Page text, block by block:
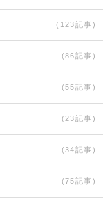
(123記事)
(86記事)
(55記事)
(23記事)
(34記事)
(75記事)